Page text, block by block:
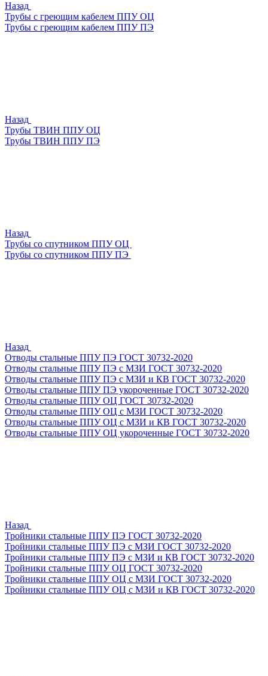
Назад
Трубы с греющим кабелем ППУ ОЦ
Трубы с греющим кабелем ППУ ПЭ
Назад
Трубы ТВИН ППУ ОЦ
Трубы ТВИН ППУ ПЭ
Назад
Трубы со спутником ППУ ОЦ
Трубы со спутником ППУ ПЭ
Назад
Отводы стальные ППУ ПЭ ГОСТ 30732-2020
Отводы стальные ППУ ПЭ с МЗИ ГОСТ 30732-2020
Отводы стальные ППУ ПЭ с МЗИ и КВ ГОСТ 30732-2020
Отводы стальные ППУ ПЭ укороченные ГОСТ 30732-2020
Отводы стальные ППУ ОЦ ГОСТ 30732-2020
Отводы стальные ППУ ОЦ с МЗИ ГОСТ 30732-2020
Отводы стальные ППУ ОЦ с МЗИ и КВ ГОСТ 30732-2020
Отводы стальные ППУ ОЦ укороченные ГОСТ 30732-2020
Назад
Тройники стальные ППУ ПЭ ГОСТ 30732-2020
Тройники стальные ППУ ПЭ с МЗИ ГОСТ 30732-2020
Тройники стальные ППУ ПЭ с МЗИ и КВ ГОСТ 30732-2020
Тройники стальные ППУ ОЦ ГОСТ 30732-2020
Тройники стальные ППУ ОЦ с МЗИ ГОСТ 30732-2020
Тройники стальные ППУ ОЦ с МЗИ и КВ ГОСТ 30732-2020